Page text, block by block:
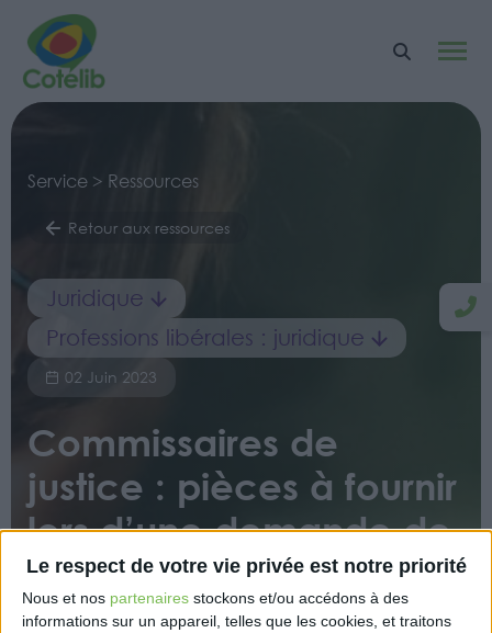
Le respect de votre vie privée est notre priorité
Nous et nos partenaires stockons et/ou accédons à des
informations sur un appareil, telles que les cookies, et traitons
Service > Ressources
Retour aux ressources
Juridique
Professions libérales : juridique
02 Juin 2023
Commissaires de
justice : pièces à fournir
lors d’une demande de
nomination